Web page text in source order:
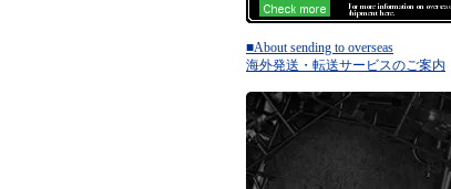
■About sending to overseas
海外発送・転送サービスのご案内